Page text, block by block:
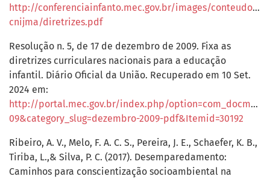
http://conferenciainfanto.mec.gov.br/images/conteudo/iv-
cnijma/diretrizes.pdf
Resolução n. 5, de 17 de dezembro de 2009. Fixa as
diretrizes curriculares nacionais para a educação
infantil. Diário Oficial da União. Recuperado em 10 Set.
2024 em:
http://portal.mec.gov.br/index.php/
09&category_slug=dezembro-2009-pdf&Itemid=30192
Ribeiro, A. V., Melo, F. A. C. S., Pereira, J. E., Schaefer, K. B.,
Tiriba, L.,& Silva, P. C. (2017). Desemparedamento:
Caminhos para conscientização socioambiental na